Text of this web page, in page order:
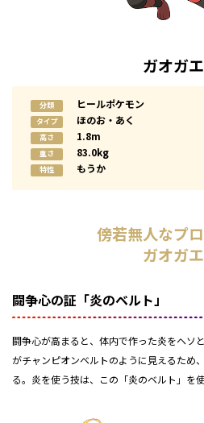
ガオガ
分類 ヒールポケモン
タイプ ほのお・あく
高さ 1.8m
重さ 83.0kg
特性 もうか
傍若無人なプ
ガオガ
闘争心の証「炎のベルト」
闘争心が高まると、体内で作った炎をヘソ
がチャンピオンベルトのように見えるため
る。炎を使う技は、この「炎のベルト」を